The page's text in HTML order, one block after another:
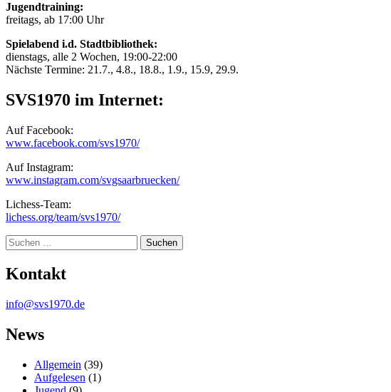
Jugendtraining:
freitags, ab 17:00 Uhr
Spielabend i.d. Stadtbibliothek:
dienstags, alle 2 Wochen, 19:00-22:00
Nächste Termine: 21.7., 4.8., 18.8., 1.9., 15.9, 29.9.
SVS1970 im Internet:
Auf Facebook:
www.facebook.com/svs1970/
Auf Instagram:
www.instagram.com/svgsaarbruecken/
Lichess-Team:
lichess.org/team/svs1970/
Suche
Kontakt
info@svs1970.de
News
Allgemein (39)
Aufgelesen (1)